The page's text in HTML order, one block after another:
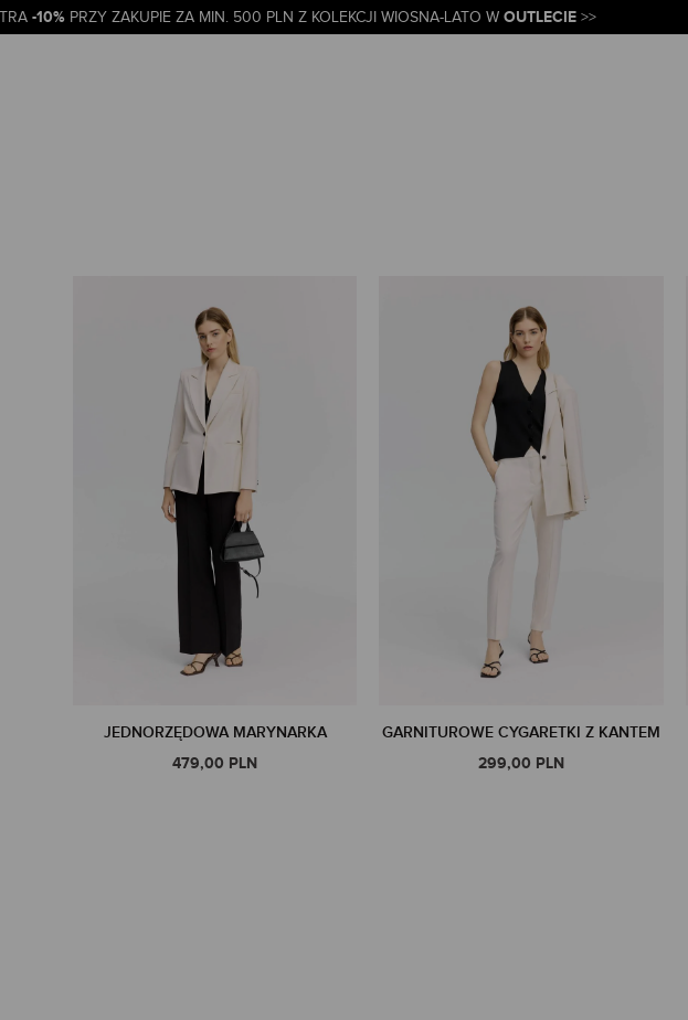
-10% PRZY ZAKUPIE ZA MIN. 500 PLN Z KOLEKCJI WIOSNA-LATO W OUTLECIE >>
JEDNORZĘDOWA MARYNARKA
479,00 PLN
GARNITUROWE CYGARETKI Z KANTEM
299,00 PLN